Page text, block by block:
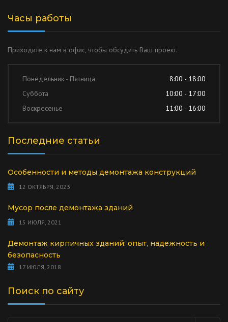
Часы работы
Приходите к нам в офис, чтобы обсудить Ваш проект.
Понедельник - Пятница
8:00 - 18:00
Суббота
10:00 - 17:00
Воскресенье
11:00 - 16:00
Последние статьи
Особенности и методы демонтажа конструкций
12 ОКТЯБРЯ, 2023
Мусор после демонтажа зданий
15 ИЮЛЯ, 2021
Демонтаж кирпичных зданий: опыт, надежность и
безопасность
17 ИЮЛЯ, 2018
Поиск по сайту